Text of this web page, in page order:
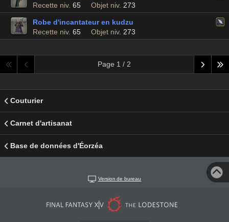
Recette niv. 65 Objet niv. 273
Robe d'incantateur en kudzu
Recette niv. 65 Objet niv. 273
Page 1 / 2
Couturier
Carnet d'artisanat
Base de données d'Éorzéa
Version de bureau